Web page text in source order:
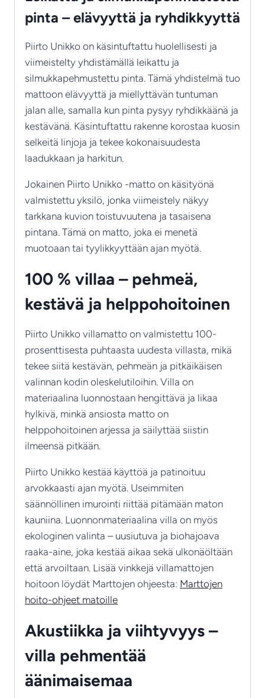
pinta – elävyyttä ja ryhdikkyyttä
Piirto Unikko on käsintuftattu huolellisesti ja
viimeistelty yhdistämällä leikattu ja
silmukkapehmustettu pinta. Tämä yhdistelmä tuo
mattoon elävyyttä ja miellyttävän tuntuman
jalan alle, samalla kun pinta pysyy ryhdikkäänä ja
kestävänä. Käsintuftattu rakenne korostaa kuosin
selkeitä linjoja ja tekee kokonaisuudesta
laadukkaan ja harkitun.
Jokainen Piirto Unikko -matto on käsityönä
valmistettu yksilö, jonka viimeistely näkyy
tarkkana kuvion toistuvuutena ja tasaisena
pintana. Tämä on matto, joka ei menetä
muotoaan tai tyylikkyyttään ajan myötä.
100 % villaa – pehmeä,
kestävä ja helppohoitoinen
Piirto Unikko villamatto on valmistettu 100-
prosenttisesta puhtaasta uudesta villasta, mikä
tekee siitä kestävän, pehmeän ja pitkäikäisen
valinnan kodin oleskelutiloihin. Villa on
materiaalina luonnostaan hengittävä ja likaa
hylkivä, minkä ansiosta matto on
helppohoitoinen arjessa ja säilyttää siistin
ilmeensä pitkään.
Piirto Unikko kestää käyttöä ja patinoituu
arvokkaasti ajan myötä. Useimmiten
säännöllinen imurointi riittää pitämään maton
kauniina. Luonnonmateriaalina villa on myös
ekologinen valinta – uusiutuva ja biohajoava
raaka-aine, joka kestää aikaa sekä ulkonäöltään
että arvoiltaan. Lisää vinkkejä villamattojen
hoitoon löydät Marttojen ohjeesta: Marttojen
hoito-ohjeet matoille
Akustiikka ja viihtyvyys –
villa pehmentää
äänimaisemaa